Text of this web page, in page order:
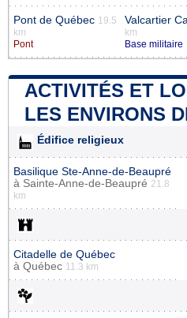
Pont de Québec 19.5
km
Pont
Valcartier
km
Base militaire
ACTIVITÉS ET
LES ENVIRONS
Édifice religieux
Basilique Ste-Anne-de-Beaupré
à Sainte-Anne-de-Beaupré 21.8
km
Citadelle de Québec
à Québec 11.3 km